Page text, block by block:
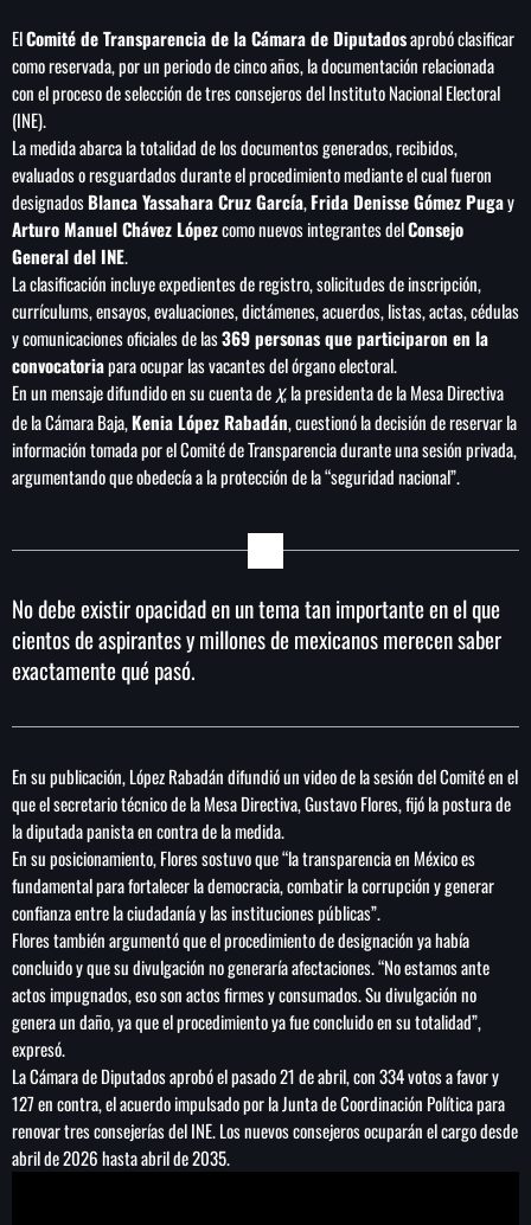
play_arrow LA CAMPESINA 104.5 FM
play_arrow LA CAMPESINA GEORGIA
INICIO
NOTAS
PROGRAMACIÓN keyboard_arrow_down
LOCUCIÓN (TALENTO AL AIRE)
RANKING
COMUNÍCATE
PUBLICIDAD
SEARCH
NOTAS
Vinculan a proceso a detenidas por presunto
despojo de inmueble en la Del Valle
Liderazgo de la ONU: América Latina expone
planes de reforma
México vs Panamá Sub-20: dónde ver y a
Concacaf
ElComité de Transparencia de la Cámara de Diputadosaprobó clasificar
como reservada, por un periodo de cinco años, la documentación relacionada
con el proceso de selección de tres consejeros del Instituto Nacional Electoral
(INE).
La medida abarca la totalidad de los documentos generados, recibidos,
evaluados o resguardados durante el procedimiento mediante el cual fueron
designadosBlanca Yassahara Cruz García,Frida Denisse Gómez Pugay
Arturo Manuel Chávez Lópezcomo nuevos integrantes delConsejo
General del INE.
La clasificación incluye expedientes de registro, solicitudes de inscripción,
currículums, ensayos, evaluaciones, dictámenes, acuerdos, listas, actas, cédulas
y comunicaciones oficiales de las369 personas que participaron en la
convocatoriapara ocupar las vacantes del órgano electoral.
En un mensaje difundido en su cuenta deX, la presidenta de la Mesa Directiva
de la Cámara Baja,Kenia López Rabadán, cuestionó la decisión de reservar la
información tomada por el Comité de Transparencia durante una sesión privada,
argumentando que obedecía a la protección de la “seguridad nacional”.
No debe existir opacidad en un tema tan importante en el que
cientos de aspirantes y millones de mexicanos merecen saber
exactamente qué pasó.
En su publicación, López Rabadán difundió un video de la sesión del Comité en el
que el secretario técnico de la Mesa Directiva, Gustavo Flores, fijó la postura de
la diputada panista en contra de la medida.
En su posicionamiento, Flores sostuvo que “la transparencia en México es
fundamental para fortalecer la democracia, combatir la corrupción y generar
confianza entre la ciudadanía y las instituciones públicas”.
Flores también argumentó que el procedimiento de designación ya había
concluido y que su divulgación no generaría afectaciones. “No estamos ante
actos impugnados, eso son actos firmes y consumados. Su divulgación no
genera un daño, ya que el procedimiento ya fue concluido en su totalidad”,
expresó.
La Cámara de Diputados aprobó el pasado 21 de abril, con 334 votos a favor y
127 en contra, el acuerdo impulsado por la Junta de Coordinación Política para
renovar tres consejerías del INE. Los nuevos consejeros ocuparán el cargo desde
abril de 2026 hasta abril de 2035.